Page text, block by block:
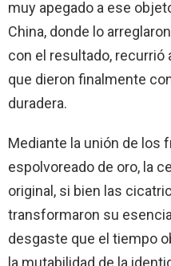
muy apegado a ese
China, donde lo
con el resultado, recurrió
que dieron finalmente
duradera.
Mediante la unión de los
espolvoreado de oro, la
original, si bien las
transformaron su
desgaste que el tiempo
la mutabilidad de la